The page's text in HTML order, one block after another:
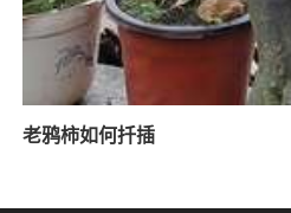
老鸦柿如何扦插